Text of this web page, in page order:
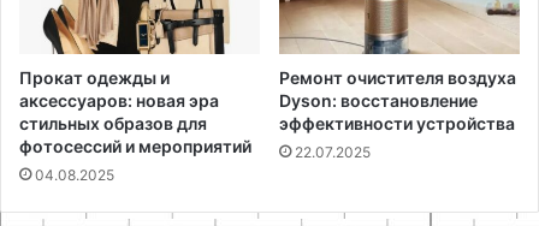
Прокат одежды и
аксессуаров: новая эра
стильных образов для
фотосессий и мероприятий
04.08.2025
Ремонт очистителя воздуха
Dyson: восстановление
эффективности устройства
22.07.2025